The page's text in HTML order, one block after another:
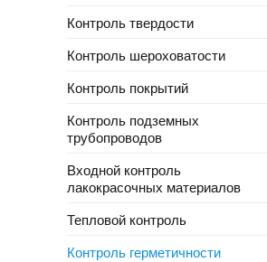
Контроль твердости
Контроль шероховатости
Контроль покрытий
Контроль подземных
трубопроводов
Входной контроль
лакокрасочных материалов
Тепловой контроль
Контроль герметичности